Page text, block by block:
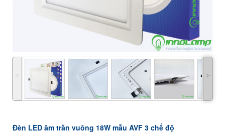
˂ ˃
Đèn LED âm trần vuông 18W mẫu AVF 3 chế độ